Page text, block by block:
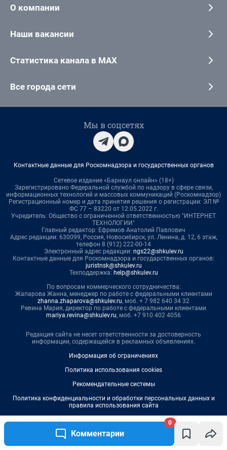
Комментарии
0
О компании
Наши вакансии
Статистика канала в MAX
Все города сети
Мы в соцсетях
Контактные данные для Роскомнадзора и государственных органов
Сетевое издание «Барнаул онлайн» (18+)
Зарегистрировано Федеральной службой по надзору в сфере связи,
информационных технологий и массовых коммуникаций (Роскомнадзор)
Регистрационный номер и дата принятия решения о регистрации: ЭЛ №
ФС 77 – 83220 от 12.05.2022 г.
Учредитель: Общество с ограниченной ответственностью "ИНТЕРНЕТ
ТЕХНОЛОГИИ"
Главный редактор: Ефремов Анатолий Павлович
Адрес редакции: 630099, Россия, Новосибирск, ул. Ленина, д. 12, 6 этаж,
телефон 8 (912) 222-00-14
Электронный адрес редакции: ngs22@shkulev.ru
Контактные данные для Роскомнадзора и государственных органов:
juristnsk@shkulev.ru
Техподдержка: help@shkulev.ru
По вопросам коммерческого сотрудничества:
Жапарова Жанна, менеджер по работе с федеральными клиентами
zhanna.zhaparova@shkulev.ru, моб. + 7 982 640 34 32
Ревина Мария, директор по работе с федеральными клиентами
mariya.revina@shkulev.ru, моб. +7 910 402 4056
Редакция сайта не несет ответственности за достоверность
информации, содержащейся в рекламных объявлениях.
Информация об ограничениях
Политика использования cookies
Рекомендательные системы
Политика конфиденциальности и обработки персональных данных и
правила использования сайта